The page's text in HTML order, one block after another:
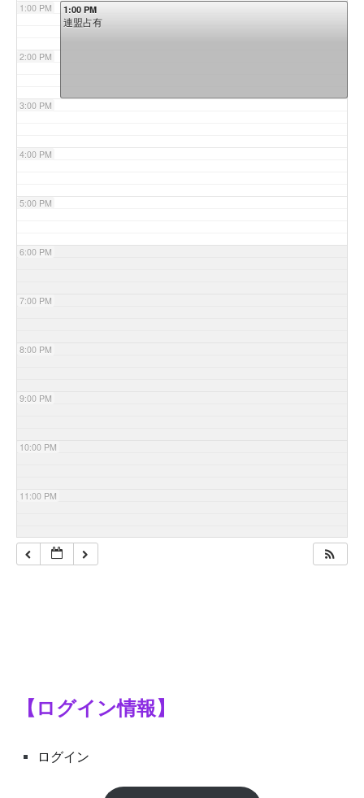
1:00 PM
2:00 PM
3:00 PM
4:00 PM
5:00 PM
6:00 PM
7:00 PM
8:00 PM
9:00 PM
10:00 PM
11:00 PM
1:00 PM
連盟占有
【ログイン情報】
ログイン